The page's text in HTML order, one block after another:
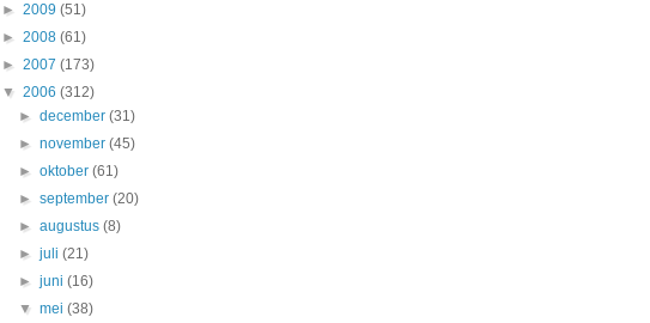
► 2009 (51)
► 2008 (61)
► 2007 (173)
▼ 2006 (312)
►december(31)
►november(45)
►oktober(61)
►september(20)
►augustus(8)
►juli(21)
►juni(16)
▼mei(38)